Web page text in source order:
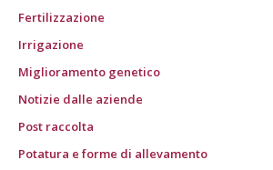
Fertilizzazione
Irrigazione
Miglioramento genetico
Notizie dalle aziende
Post raccolta
Potatura e forme di allevamento